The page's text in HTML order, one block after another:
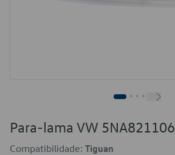
Para-lama VW 5NA821106
Compatibilidade: Tiguan